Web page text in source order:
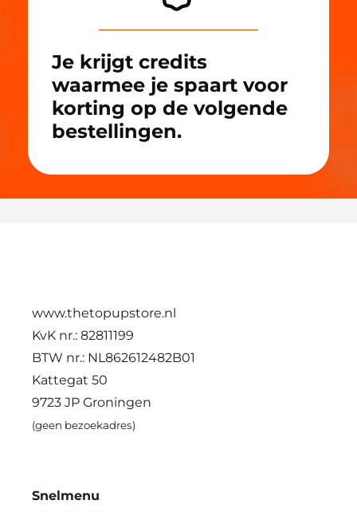
Je krijgt credits
waarmee je spaart voor
korting op de volgende
bestellingen.
www.thetopupstore.nl
KvK nr.: 82811199
BTW nr.: NL862612482B01
Kattegat 50
9723 JP Groningen
(geen bezoekadres)
Snelmenu